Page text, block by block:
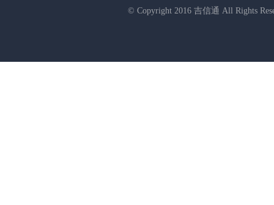
© Copyright 2016 吉信通 All Rights